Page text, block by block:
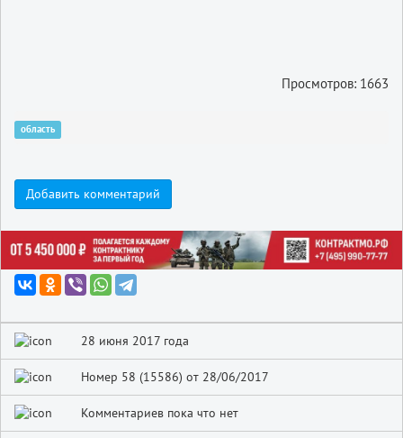
Просмотров: 1663
область
Добавить комментарий
28 июня 2017 года
Номер 58 (15586) от 28/06/2017
Комментариев пока что нет